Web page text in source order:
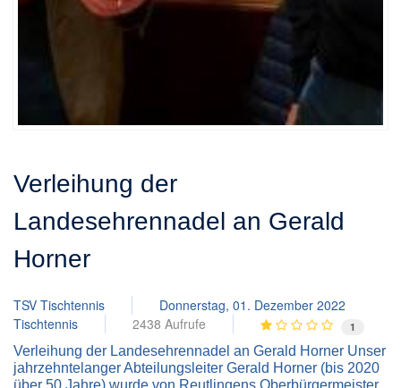
Verleihung der
Landesehrennadel an Gerald
Horner
TSV Tischtennis
Donnerstag, 01. Dezember 2022
Tischtennis
2438 Aufrufe 1
Verleihung der Landesehrennadel an Gerald Horner Unser
jahrzehntelanger Abteilungsleiter Gerald Horner (bis 2020
über 50 Jahre) wurde von Reutlingens Oberbürgermeister